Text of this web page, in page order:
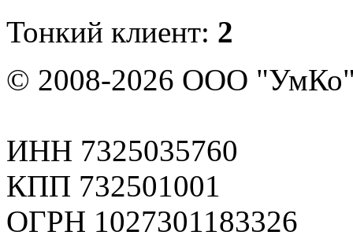
Тонкий клиент: 2
© 2008-2026 ООО
ИНН 7325035760
КПП 732501001
ОГРН 1027301183326